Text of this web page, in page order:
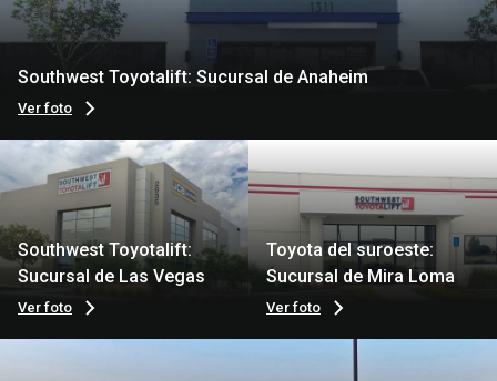
Southwest Toyotalift: Sucursal de Anaheim
Ver foto
Southwest Toyotalift:
Sucursal de Las Vegas
Ver foto
Toyota del suroeste:
Sucursal de Mira Loma
Ver foto